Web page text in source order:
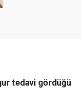
tedavi gördüğü